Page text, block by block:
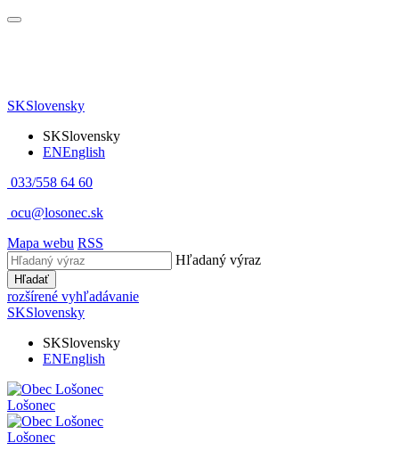
SKSlovensky
SKSlovensky
ENEnglish
033/558 64 60
ocu@losonec.sk
Mapa webu RSS
Hľadaný výraz
Hľadať
rozšírené vyhľadávanie
SKSlovensky
SKSlovensky
ENEnglish
Lošonec
Lošonec